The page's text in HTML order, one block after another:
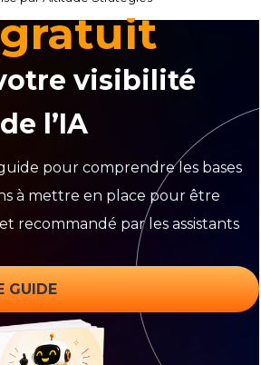
gratuit
visibilité
l’IA
pour comprendre les bases
à mettre en place pour être
recommandé par les assistants
GUIDE